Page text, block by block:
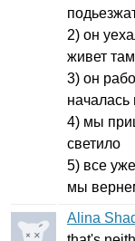
2) он
живет там
3) он
началась
4) мы
светило
5) все
мы
Alina